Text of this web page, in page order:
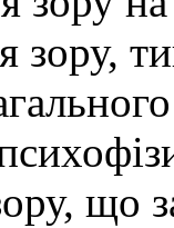
зору,
що